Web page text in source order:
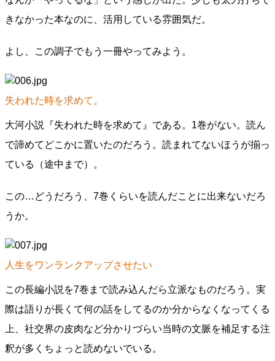
きなかった本なのに、活用している雰囲気だ。
よし、この調子でもう一冊やってみよう。
失われた時を求めて。
大河小説『失われた時を求めて』である。1巻がない。読ん
で諦めてどこかに置いたのだろう。読まれてないほうが揃っ
ている（途中まで）。
この…どうだろう、7巻くらいを読んだことに出来ないだろ
うか。
人生をワンランクアップさせたい
この長編小説を7巻まで読み込んだら立派なものだろう。実
際は語りが長くて何の話をしてるのか分からなくなってくる
上、社交界の皮肉など分かりづらい当時の文脈を補足する注
釈が多くちょっと読めないでいる。